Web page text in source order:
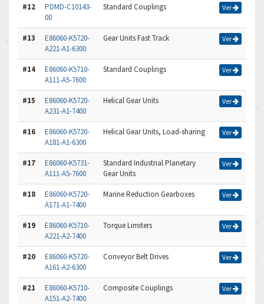
#12
PDMD-C10143-
00
Standard Couplings Ver
#13
E86060-K5720-
A221-A1-6300
Gear Units Fast Track Ver
#14
E86060-K5710-
A111-A5-7600
Standard Couplings Ver
#15
E86060-K5720-
A231-A1-7400
Helical Gear Units Ver
#16
E86060-K5720-
A181-A1-6300
Helical Gear Units, Load-sharing Ver
#17
E86060-K5731-
A111-A5-7600
Standard Industrial Planetary
Gear Units
Ver
#18
E86060-K5720-
A171-A1-7400
Marine Reduction Gearboxes Ver
#19
E86060-K5710-
A221-A2-7400
Torque Limiters Ver
#20
E86060-K5720-
A161-A2-6300
Conveyor Belt Drives Ver
#21
E86060-K5710-
A151-A2-7400
Composite Couplings Ver